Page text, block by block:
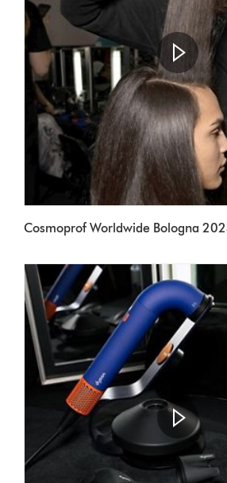
Cosmoprof Worldwide Bologna